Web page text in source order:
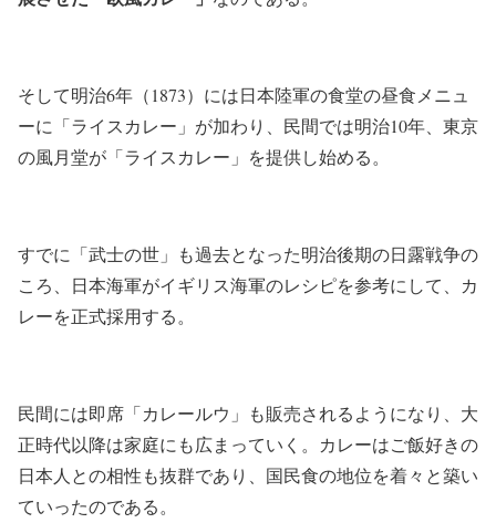
そして明治6年（1873）には日本陸軍の食堂の昼食メニュ
ーに「ライスカレー」が加わり、民間では明治10年、東京
の風月堂が「ライスカレー」を提供し始める。
すでに「武士の世」も過去となった明治後期の日露戦争の
ころ、日本海軍がイギリス海軍のレシピを参考にして、カ
レーを正式採用する。
民間には即席「カレールウ」も販売されるようになり、大
正時代以降は家庭にも広まっていく。カレーはご飯好きの
日本人との相性も抜群であり、国民食の地位を着々と築い
ていったのである。